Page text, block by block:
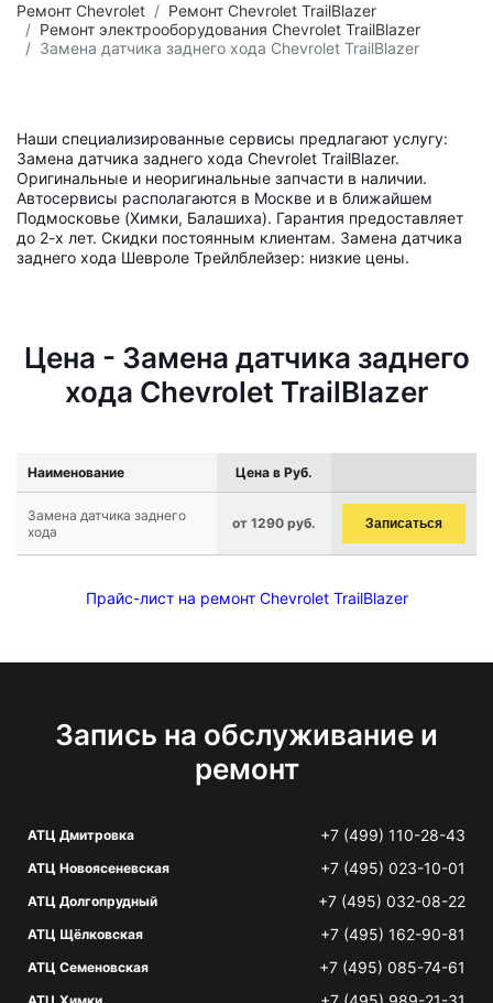
Ремонт Chevrolet
Ремонт Chevrolet TrailBlazer
Ремонт электрооборудования Chevrolet TrailBlazer
Замена датчика заднего хода Chevrolet TrailBlazer
Наши специализированные сервисы предлагают услугу:
Замена датчика заднего хода Chevrolet TrailBlazer.
Оригинальные и неоригинальные запчасти в наличии.
Автосервисы располагаются в Москве и в ближайшем
Подмосковье (Химки, Балашиха). Гарантия предоставляет
до 2-х лет. Скидки постоянным клиентам. Замена датчика
заднего хода Шевроле Трейлблейзер: низкие цены.
Цена - Замена датчика заднего
хода Chevrolet TrailBlazer
Наименование Цена в Руб.
Замена датчика заднего
хода
от 1290 руб. Записаться
Прайс-лист на ремонт Chevrolet TrailBlazer
Запись на обслуживание и
ремонт
АТЦ Дмитровка +7 (499) 110-28-43
АТЦ Новоясеневская +7 (495) 023-10-01
АТЦ Долгопрудный +7 (495) 032-08-22
АТЦ Щёлковская +7 (495) 162-90-81
АТЦ Семеновская +7 (495) 085-74-61